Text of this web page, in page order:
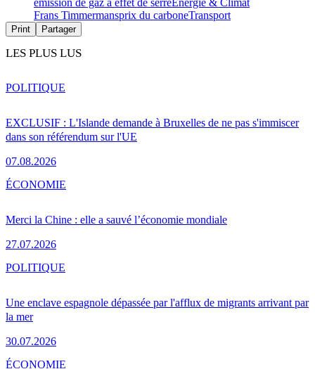
émission de gaz à effet de serreEnergie & Climat
Frans Timmermansprix du carboneTransport
Print Partager
LES PLUS LUS
EXCLUSIF : L'Islande demande à Bruxelles de ne pas s'immiscer
dans son référendum sur l'UE
07.08.2026
POLITIQUE
Merci la Chine : elle a sauvé l’économie mondiale
27.07.2026
ÉCONOMIE
Une enclave espagnole dépassée par l'afflux de migrants arrivant par
la mer
30.07.2026
POLITIQUE
ÉCONOMIE